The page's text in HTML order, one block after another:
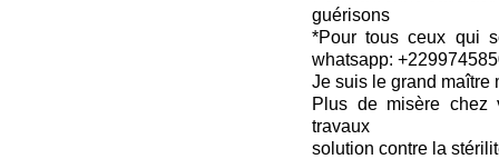
guérisons
*Pour tous ceux qui
whatsapp:
Je suis le grand maître
Plus de misère chez
travaux
solution contre la